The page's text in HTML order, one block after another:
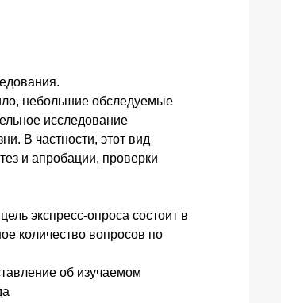
небольшие обследуемые
исследование
В частности, этот вид
и апробации, проверки
экспресс-опроса состоит в
количество вопросов по
об изучаемом